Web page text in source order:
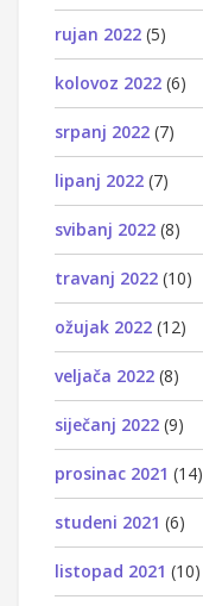
rujan 2022 (5)
kolovoz 2022 (6)
srpanj 2022 (7)
lipanj 2022 (7)
svibanj 2022 (8)
travanj 2022 (10)
ožujak 2022 (12)
veljača 2022 (8)
siječanj 2022 (9)
prosinac 2021 (14)
studeni 2021 (6)
listopad 2021 (10)